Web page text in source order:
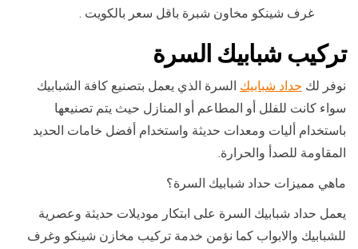
غرف شينكو مخاون شبرة باقل سعر بالكويت .
تركيب شبابيك السرة
نوفر لك حداد شبابيك السرة الذي يعمل بتصنيع كافة الشبابيك
سواء كانت للفلل أو المطاعم أو المنازل حيث يتم تصنيعها
باستخدام أليات ومعدات حديثة واستخدام أفضل خامات الحديد
المقاومة للصدأ والحرارة.
ماهي مميزات حداد شبابيك السرة؟
يعمل حداد شبابيك السرة على ابتكار موديلات حديثة وعصرية
للشبابيك والابواب كما نؤمن خدمة تركيب مخازن شينكو وغرف